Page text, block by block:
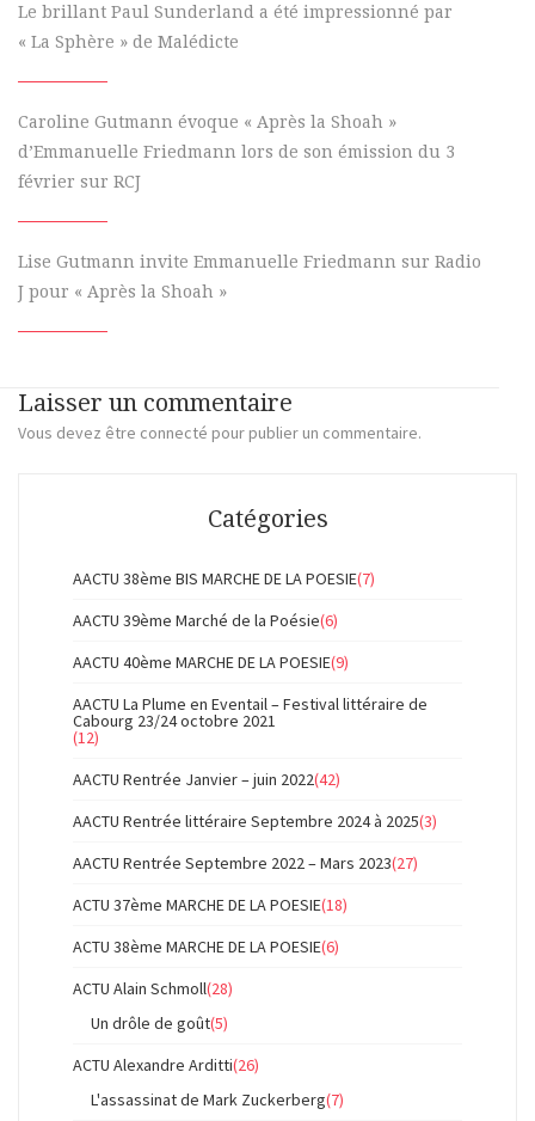
Le brillant Paul Sunderland a été impressionné par
« La Sphère » de Malédicte
Caroline Gutmann évoque « Après la Shoah »
d’Emmanuelle Friedmann lors de son émission du 3
février sur RCJ
Lise Gutmann invite Emmanuelle Friedmann sur Radio
J pour « Après la Shoah »
Laisser un commentaire
Vous devez être connecté pour publier un commentaire.
Catégories
AACTU 38ème BIS MARCHE DE LA POESIE(7)
AACTU 39ème Marché de la Poésie(6)
AACTU 40ème MARCHE DE LA POESIE(9)
AACTU La Plume en Eventail – Festival littéraire de
Cabourg 23/24 octobre 2021
(12)
AACTU Rentrée Janvier – juin 2022(42)
AACTU Rentrée littéraire Septembre 2024 à 2025(3)
AACTU Rentrée Septembre 2022 – Mars 2023(27)
ACTU 37ème MARCHE DE LA POESIE(18)
ACTU 38ème MARCHE DE LA POESIE(6)
ACTU Alain Schmoll(28)
Un drôle de goût(5)
ACTU Alexandre Arditti(26)
L'assassinat de Mark Zuckerberg(7)